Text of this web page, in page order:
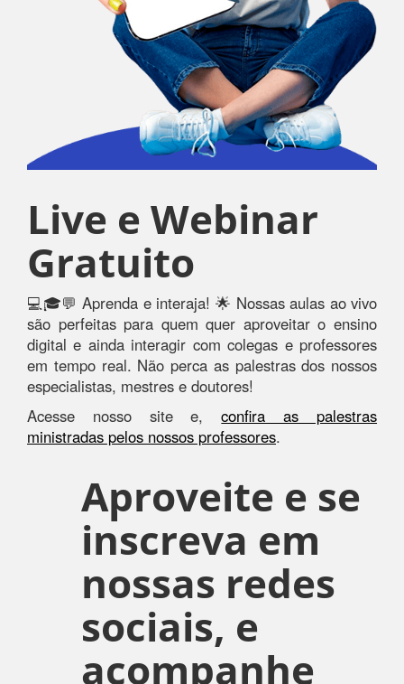
Live e Webinar
Gratuito
💻🎓💬 Aprenda e interaja! 🌟 Nossas aulas ao vivo
são perfeitas para quem quer aproveitar o ensino
digital e ainda interagir com colegas e professores
em tempo real. Não perca as palestras dos nossos
especialistas, mestres e doutores!
Acesse nosso site e,confira as palestras
ministradas pelos nossos professores.
Aproveite e se
inscreva em
nossas redes
sociais, e
acompanhe